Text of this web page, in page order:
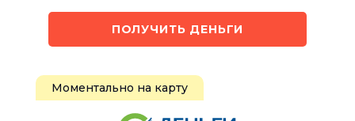
ПОЛУЧИТЬ ДЕНЬГИ
Моментально на карту